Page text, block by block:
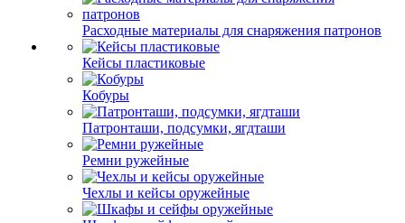
Расходные материалы для снаряжения патронов
Кейсы пластиковые
Кобуры
Патронташи, подсумки, ягдташи
Ремни ружейные
Чехлы и кейсы оружейные